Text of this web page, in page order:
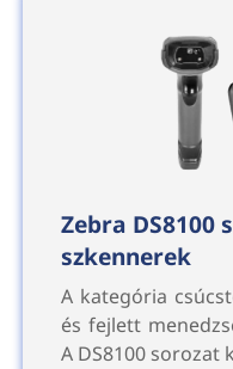
Zebra DS8100
szkennerek
A kategória
és fejlett
A DS8100 sorozat